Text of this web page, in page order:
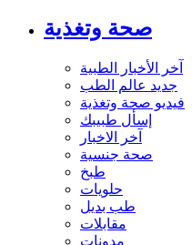
صحة وتغذية
آخر الأخبار الطبية
جديد عالم الطب
فيديو صحة وتغذية
إسأل طبيبك
آخر الاخبار
صحة جنسية
طبخ
حلويات
طب بديل
مقابلات
مدونات